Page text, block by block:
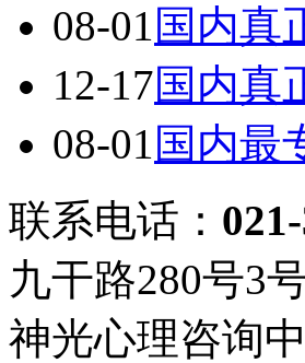
08-01 国内真
12-17国内真
08-01 国内最
联系电话：
九干路280号3
神光心理咨询